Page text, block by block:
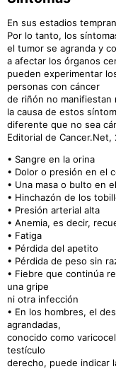
En sus estadios
Por lo tanto, los
el tumor se agranda y
a afectar los órganos
pueden experimentar
personas con cáncer
de riñón no manifiestan
la causa de estos
diferente que no sea
Editorial de Cancer.Net,
• Sangre en la orina
• Dolor o presión en el
• Una masa o bulto en
• Hinchazón de los
• Presión arterial alta
• Anemia, es decir,
• Fatiga
• Pérdida del apetito
• Pérdida de peso sin
• Fiebre que continúa
una gripe
ni otra infección
• En los hombres, el
agrandadas,
conocido como
testículo
derecho, puede indicar